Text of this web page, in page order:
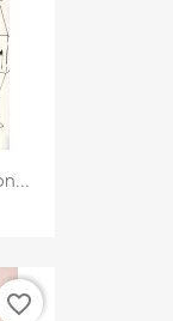
favorite_border